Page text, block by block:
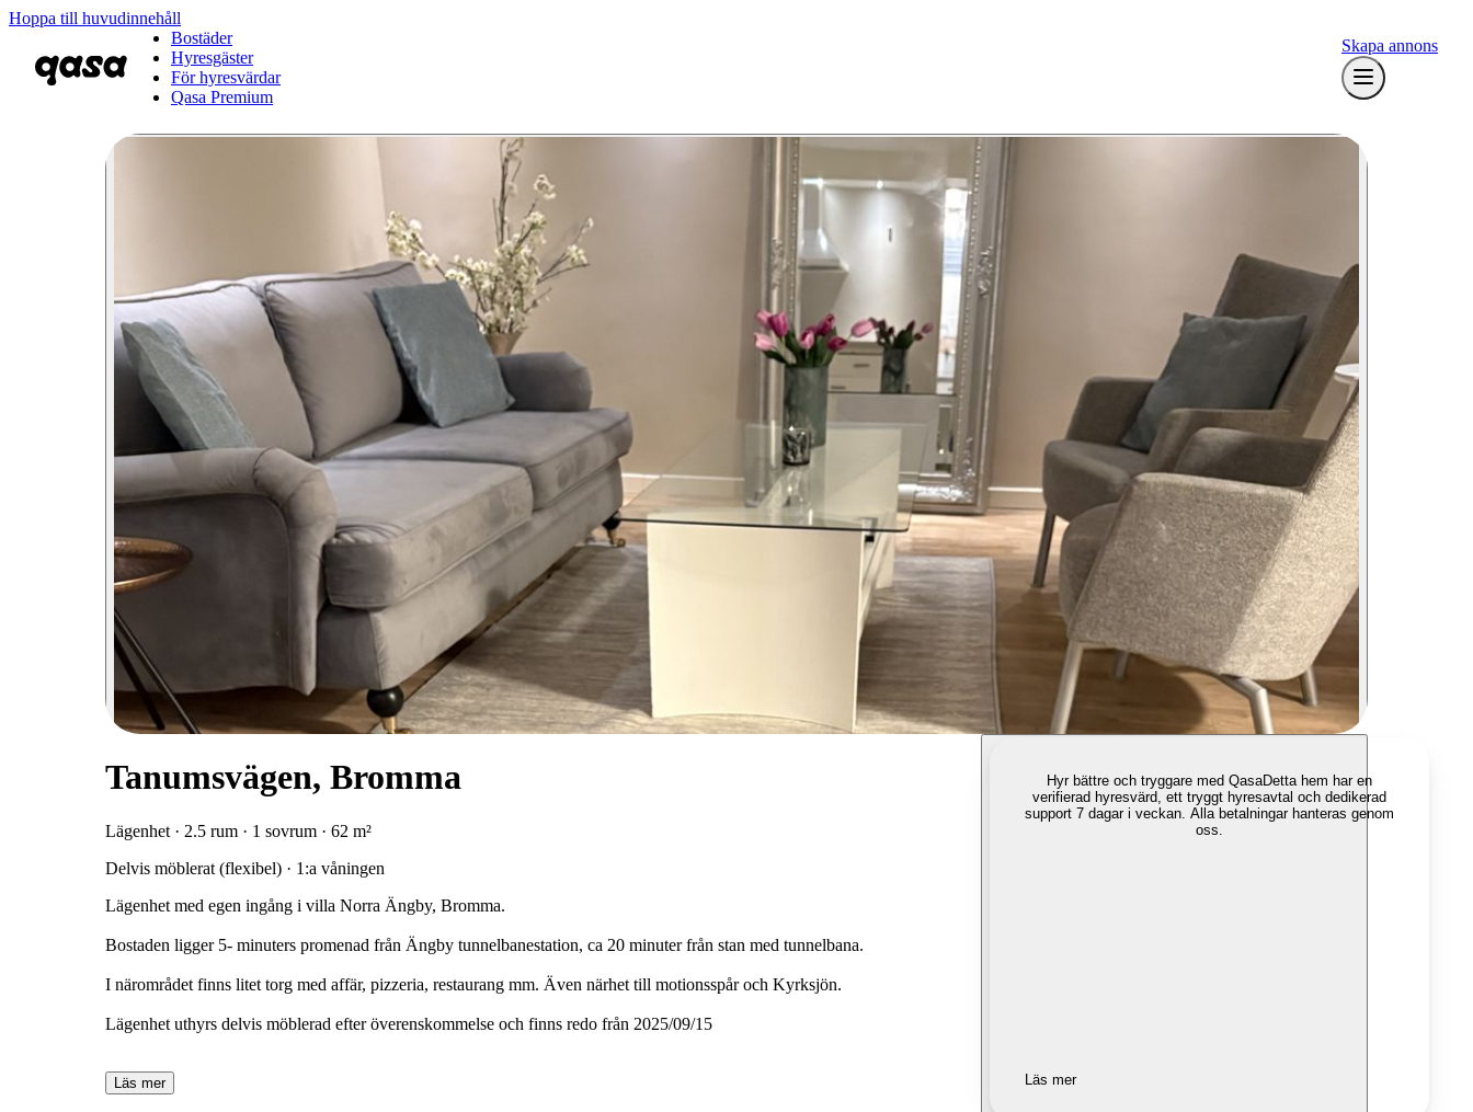
Hoppa till huvudinnehåll
Bostäder
Hyresgäster
För hyresvärdar
Qasa Premium
Skapa annons
Tanumsvägen, Bromma
Lägenhet · 2.5 rum · 1 sovrum · 62 m²
Delvis möblerat (flexibel) · 1:a våningen
Lägenhet med egen ingång i villa Norra Ängby, Bromma.
Bostaden ligger 5- minuters promenad från Ängby tunnelbanestation, ca 20 minuter från stan med tunnelbana.
I närområdet finns litet torg med affär, pizzeria, restaurang mm. Även närhet till motionsspår och Kyrksjön.
Lägenhet uthyrs delvis möblerad efter överenskommelse och finns redo från 2025/09/15
Läs mer
Hyr bättre och tryggare med QasaDetta hem har en
verifierad hyresvärd, ett tryggt hyresavtal och dedikerad
support 7 dagar i veckan. Alla betalningar hanteras genom
oss.
Läs mer